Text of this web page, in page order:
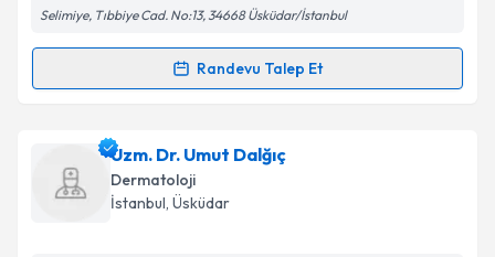
Takvim Talebini Gönder
Selimiye, Tıbbiye Cad. No:13, 34668 Üsküdar/İstanbul
Randevu Talep Et
Randevu Takvimi Talebi
Doç. Dr. Güldehan Atışiçin randevu takvimi talebi
oluşturun. Size bu uzmandan randevu almanız için bir
takvim hazırlandığında e-posta ile bilgilendireceğiz.
Uzm. Dr. Umut Dalğıç
Dermatoloji
İstanbul, Üsküdar